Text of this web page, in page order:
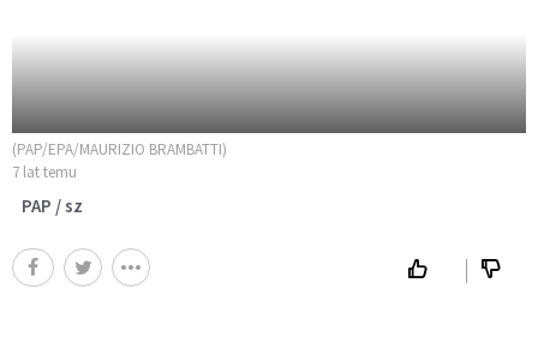
(PAP/EPA/MAURIZIO BRAMBATTI)
7 lat temu
PAP / sz